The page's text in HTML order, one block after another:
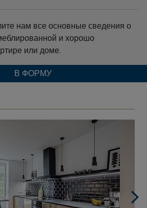
нам все основные сведения о
и хорошо
или доме.
В ФОРМУ